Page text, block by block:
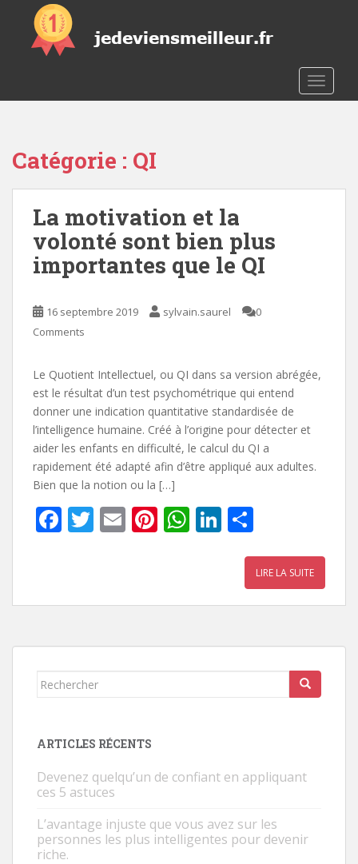
o
Catégorie : QI
La motivation et la
volonté sont bien plus
importantes que le QI
16 septembre 2019 sylvain.saurel
0
Comments
Le Quotient Intellectuel, ou QI dans sa version abrégée,
est le résultat d’un test psychométrique qui entend
donner une indication quantitative standardisée de
l’intelligence humaine. Créé à l’origine pour détecter et
aider les enfants en difficulté, le calcul du QI a
rapidement été adapté afin d’être appliqué aux adultes.
Bien que la notion ou la […]
F
b
o
T
er
E
l
Pi
e
W
s
p
Li
e
n
ta
g
LIRE LA SUITE
Rechercher...
ARTICLES RÉCENTS
Devenez quelqu’un de confiant en appliquant
ces 5 astuces
L’avantage injuste que vous avez sur les
personnes les plus intelligentes pour devenir
riche.